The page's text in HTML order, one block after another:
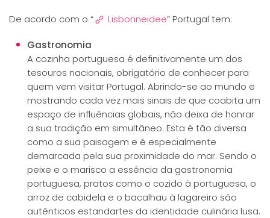
De acordo com o “ Lisbonneidee” Portugal tem:
Gastronomia
A cozinha portuguesa é definitivamente um dos
tesouros nacionais, obrigatório de conhecer para
quem vem visitar Portugal. Abrindo-se ao mundo e
mostrando cada vez mais sinais de que coabita um
espaço de influências globais, não deixa de honrar
a sua tradição em simultâneo. Esta é tão diversa
como a sua paisagem e é especialmente
demarcada pela sua proximidade do mar. Sendo o
peixe e o marisco a essência da gastronomia
portuguesa, pratos como o cozido à portuguesa, o
arroz de cabidela e o bacalhau à lagareiro são
autênticos estandartes da identidade culinária lusa.